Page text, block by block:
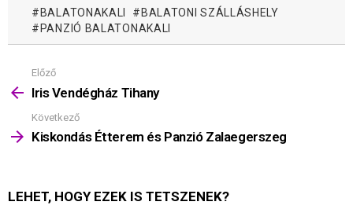
BALATONAKALI
BALATONI SZÁLLÁSHELY
PANZIÓ BALATONAKALI
Mutass
többet
Előző
Iris Vendégház Tihany
Következő
Kiskondás Étterem és Panzió Zalaegerszeg
LEHET, HOGY EZEK IS TETSZENEK?